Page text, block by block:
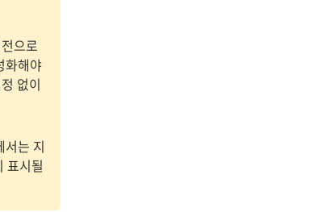
으로
화해야
없이
는 지
표시될